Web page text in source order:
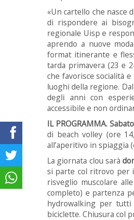
«Un cartello che nasce
di rispondere ai
regionale Uisp e
aprendo a nuove
format itinerante e
tarda primavera (23 e
che favorisce socialità
luoghi della regione.
degli anni con
accessibile e non
IL PROGRAMMA.
di beach volley (ore
all’aperitivo in spiaggia
La giornata clou sarà
si parte col ritrovo per
risveglio muscolare
completo) e partenza
hydrowalking per tutti
biciclette. Chiusura col